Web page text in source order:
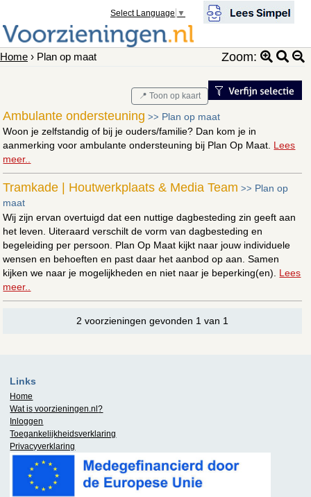
Select Language ▼
Home › Plan op maat Zoom:
📍 Toon op kaart
Ambulante ondersteuning >> Plan op maat
Woon je zelfstandig of bij je ouders/familie? Dan kom je in
aanmerking voor ambulante ondersteuning bij Plan Op Maat. Lees
meer..
Tramkade | Houtwerkplaats & Media Team >> Plan op
maat
Wij zijn ervan overtuigd dat een nuttige dagbesteding zin geeft aan
het leven. Uiteraard verschilt de vorm van dagbesteding en
begeleiding per persoon. Plan Op Maat kijkt naar jouw individuele
wensen en behoeften en past daar het aanbod op aan. Samen
kijken we naar je mogelijkheden en niet naar je beperking(en). Lees
meer..
2 voorzieningen gevonden 1 van 1
Links
Home
Wat is voorzieningen.nl?
Inloggen
Toegankelijkheidsverklaring
Privacyverklaring